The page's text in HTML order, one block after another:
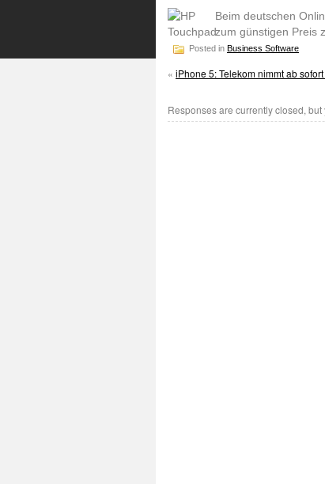
Beim deutschen
zum günstigen Preis
Posted in Business Software
« iPhone 5: Telekom nimmt ab
Responses are currently closed, but